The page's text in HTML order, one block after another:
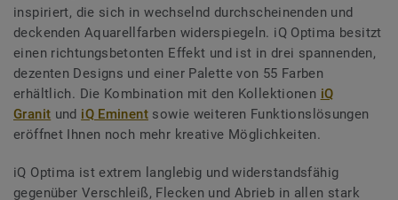
inspiriert, die sich in wechselnd durchscheinenden und
deckenden Aquarellfarben widerspiegeln. iQ Optima besitzt
einen richtungsbetonten Effekt und ist in drei spannenden,
dezenten Designs und einer Palette von 55 Farben
erhältlich. Die Kombination mit den Kollektionen iQ
Granit und iQ Eminent sowie weiteren Funktionslösungen
eröffnet Ihnen noch mehr kreative Möglichkeiten.
iQ Optima ist extrem langlebig und widerstandsfähig
gegenüber Verschleiß, Flecken und Abrieb in allen stark